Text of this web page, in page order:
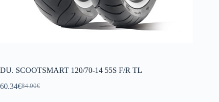
DU. SCOOTSMART 120/70-14 55S F/R TL
84.00€
60.34€